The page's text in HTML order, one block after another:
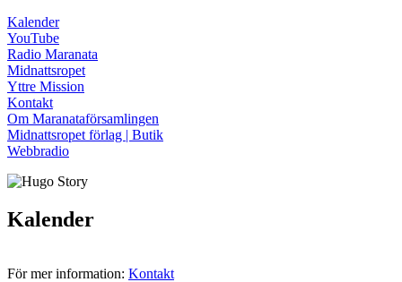
Kalender
YouTube
Radio Maranata
Midnattsropet
Yttre Mission
Kontakt
Om Maranataförsamlingen
Midnattsropet förlag | Butik
Webbradio
Kalender
För mer information: Kontakt